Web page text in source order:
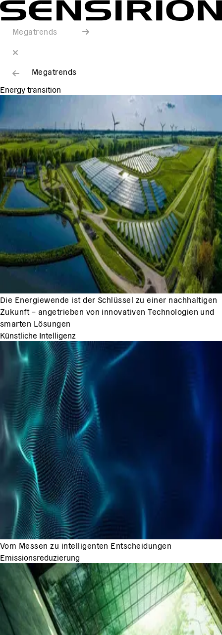
Megatrends
Megatrends
Energy transition
Die Energiewende ist der Schlüssel zu einer nachhaltigen
Zukunft – angetrieben von innovativen Technologien und
smarten Lösungen
Künstliche Intelligenz
Vom Messen zu intelligenten Entscheidungen
Emissionsreduzierung